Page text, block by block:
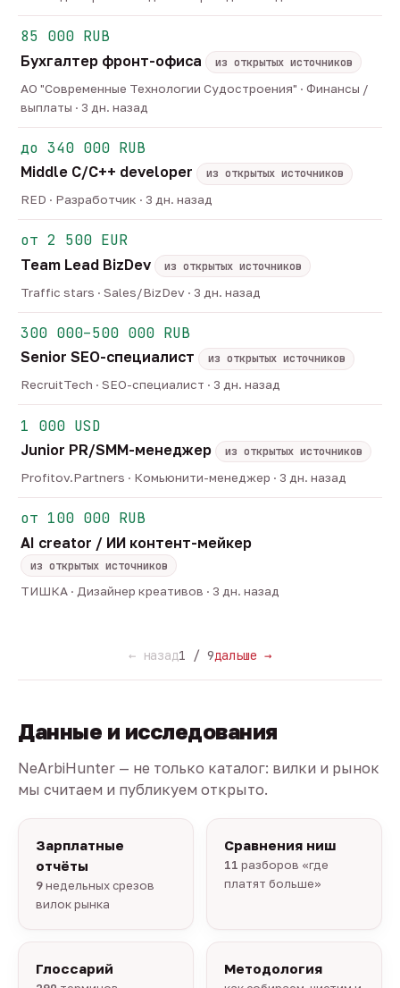
85 000 RUB
Бухгалтер фронт-офиса
из открытых источников
АО "Современные Технологии Судостроения" · Финансы /
выплаты · 3 дн. назад
до 340 000 RUB
Middle C/C++ developer
из открытых источников
RED · Разработчик · 3 дн. назад
от 2 500 EUR
Team Lead BizDev
из открытых источников
Traffic stars · Sales/BizDev · 3 дн. назад
300 000–500 000 RUB
Senior SEO-специалист
из открытых источников
RecruitTech · SEO-специалист · 3 дн. назад
1 000 USD
Junior PR/SMM-менеджер
из открытых источников
Profitov.Partners · Комьюнити-менеджер · 3 дн. назад
от 100 000 RUB
AI creator / ИИ контент-мейкер
из открытых источников
ТИШКА · Дизайнер креативов · 3 дн. назад
← назад1 / 9дальше →
Данные и исследования
NeArbiHunter — не только каталог: вилки и рынок
мы считаем и публикуем открыто.
Зарплатные
отчёты
9недельных срезов
вилок рынка
Сравнения ниш
11 разборов «где
платят больше»
Глоссарий Методология